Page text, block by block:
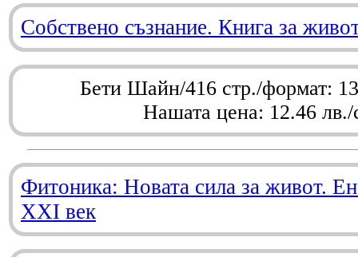
Собствено съзнание. Книга за
Бети Шайн/416 стр./формат:
Нашата цена: 12.46 лв./
Фитоника: Новата сила за живот.
XXI век